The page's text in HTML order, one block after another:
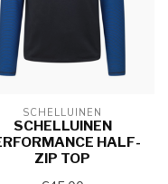
SCHELLUINEN
SCHELLUINEN
HALF-
ZIP TOP